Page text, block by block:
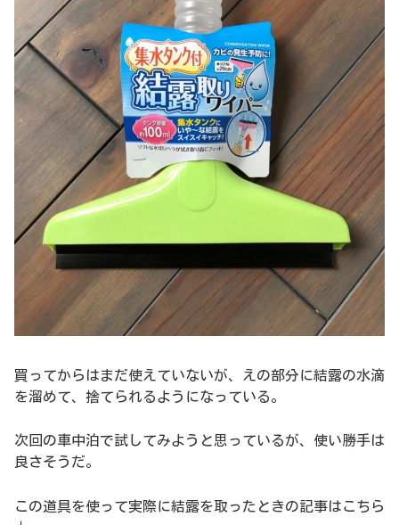
買ってからはまだ使えていないが、えの部分に結露の水滴
を溜めて、捨てられるようになっている。
次回の車中泊で試してみようと思っているが、使い勝手は
良さそうだ。
この道具を使って実際に結露を取ったときの記事はこちら